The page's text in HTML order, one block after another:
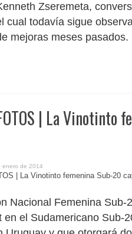
Zseremeta,
cual todavía sigue
mejoras meses
| La Vinotinto
enero de 2014
Nacional Femenina
en el Sudamericano Sub-